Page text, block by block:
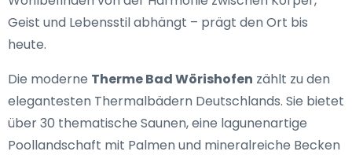
Geist und Lebensstil abhängt – prägt den Ort bis
heute.
Die moderne Therme Bad Wörishofen zählt zu den
elegantesten Thermalbädern Deutschlands. Sie bietet
über 30 thematische Saunen, eine lagunenartige
Poollandschaft mit Palmen und mineralreiche Becken